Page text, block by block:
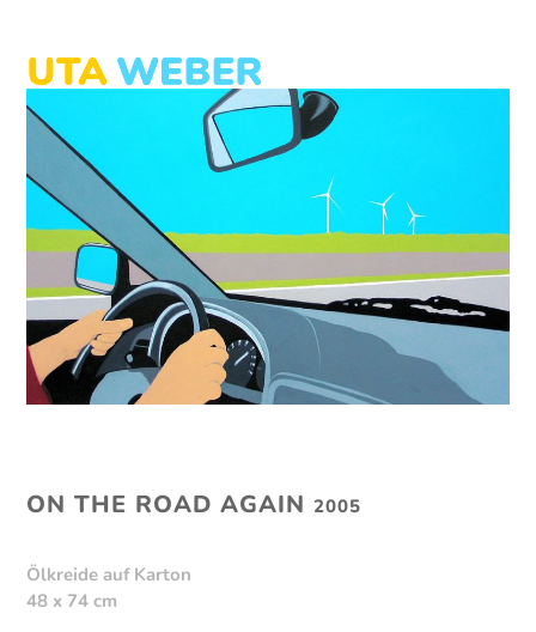
contentOpen
mobile
menu
Close
mobile
menu
ON THE ROAD AGAIN 2005
Ölkreide auf Karton
48 x 74 cm